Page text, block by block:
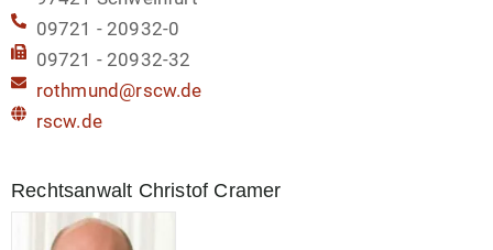
09721 - 20932-0
09721 - 20932-32
rothmund@rscw.de
rscw.de
Rechtsanwalt Christof Cramer